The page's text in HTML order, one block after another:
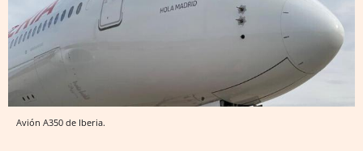
Avión A350 de Iberia.